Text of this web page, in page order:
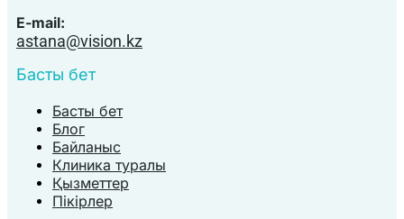
E-mail:
astana@vision.kz
Басты бет
Басты бет
Блог
Байланыс
Клиника туралы
Қызметтер
Пікірлер